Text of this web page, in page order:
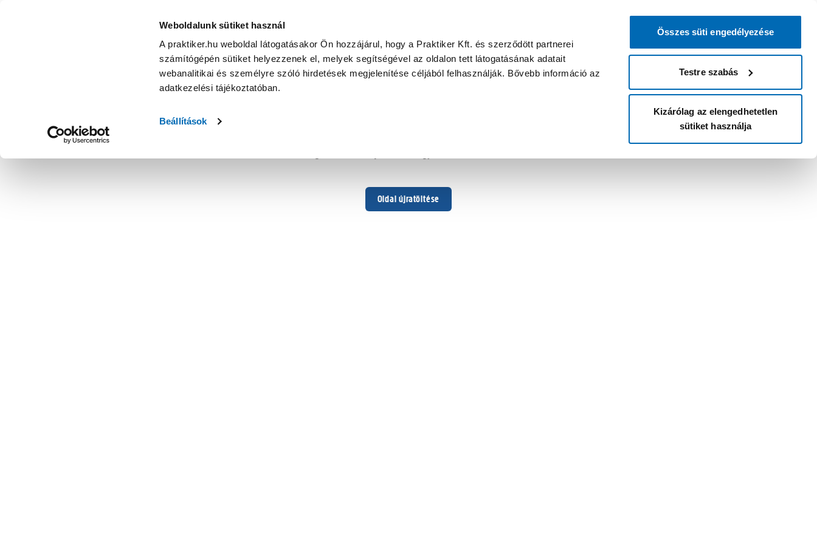
Weboldalunk sütiket használ
A praktiker.hu weboldal látogatásakor Ön hozzájárul, hogy a Praktiker Kft. és szerződött partnerei
számítógépén sütiket helyezzenek el, melyek segítségével az oldalon tett látogatásának adatait
webanalitikai és személyre szóló hirdetések megjelenítése céljából felhasználják. Bővebb információ az
adatkezelési tájékoztatóban.
Beállítások
Összes süti engedélyezése
Testre szabás
Kizárólag az elengedhetetlen
sütiket használja
Oldal újratöltése